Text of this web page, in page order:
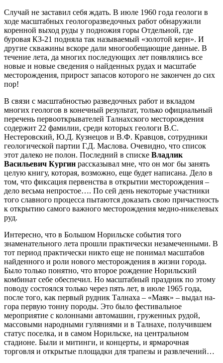
Случай не заставил себя ждать. В июле 1960 года геологи в
ходе масштабных геологоразведочных работ обнаружили
коренной выход руды у подножия горы Отдельной, где
буровая КЗ-21 подняла так называемый «золотой керн». И
другие скважины вскоре дали многообещающие данные. В
течение лета, да многих последующих лет появлялись все
новые и новые сведения о найденных рудах и масштабе
месторождения, прирост запасов которого не закончен до сих
пор!
В связи с масштабностью разведочных работ и вкладом
многих геологов в конечный результат, только официальный
перечень первооткрывателей Талнахского месторождения
содержит 22 фамилии, среди которых геологи В.С.
Нестеровский, Ю.Д. Кузнецов и В.Ф. Кравцов, сотрудники
геологической партии Г.Д. Маслова. Очевидно, что список
этот далеко не полон. Последний в списке Владлик
Васильевич Кургин рассказывал мне, что он мог бы занять
целую книгу, которая, возможно, еще будет написана. Дело в
том, что фиксация первенства в открытии месторождения –
дело весьма непростое…. По сей день некоторые участники
того славного процесса пытаются доказать свою причастность
к открытию самого важного месторождения медно-никелевых
руд.
Интересно, что в Большом Норильске события того
знаменательного лета прошли практически незамеченными. В
тот период практически никто еще не понимал масштабов
найденного и роли нового месторождения в жизни города.
Было только понятно, что второе рождение Норильский
комбинат себе обеспечил. Но масштабный праздник по этому
поводу состоялся только через пять лет, в июле 1965 года,
после того, как первый рудник Талнаха – «Маяк» – выдал на-
гора первую тонну породы. Это было фестивальное
мероприятие с колоннами автомашин, груженных рудой,
массовыми народными гуляниями и в Талнахе, получившем
статус поселка, и в самом Норильске, на центральном
стадионе. Были и митинги, и концерты, и ярмарочная
торговля и открытые площадки для трапезы и развлечений…